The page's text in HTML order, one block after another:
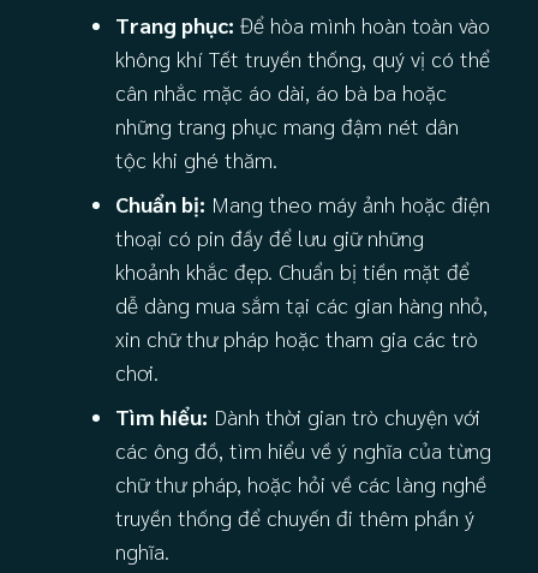
Trang phục: Để hòa mình hoàn toàn vào
không khí Tết truyền thống, quý vị có thể
cân nhắc mặc áo dài, áo bà ba hoặc
những trang phục mang đậm nét dân
tộc khi ghé thăm.
Chuẩn bị: Mang theo máy ảnh hoặc điện
thoại có pin đầy để lưu giữ những
khoảnh khắc đẹp. Chuẩn bị tiền mặt để
dễ dàng mua sắm tại các gian hàng nhỏ,
xin chữ thư pháp hoặc tham gia các trò
chơi.
Tìm hiểu: Dành thời gian trò chuyện với
các ông đồ, tìm hiểu về ý nghĩa của từng
chữ thư pháp, hoặc hỏi về các làng nghề
truyền thống để chuyến đi thêm phần ý
nghĩa.